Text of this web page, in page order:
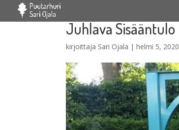
Juhlava Sisääntulo
kirjoittaja Sari Ojala |helmi 5, 2020